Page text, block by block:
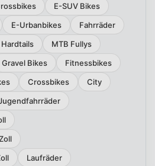
E-SUV Bikes
E-Urbanbikes
Fahrräder
Hardtails
MTB Fullys
Gravel Bikes
Fitnessbikes
Crossbikes
City
Laufräder